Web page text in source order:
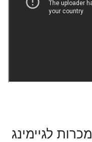
לגיימינג